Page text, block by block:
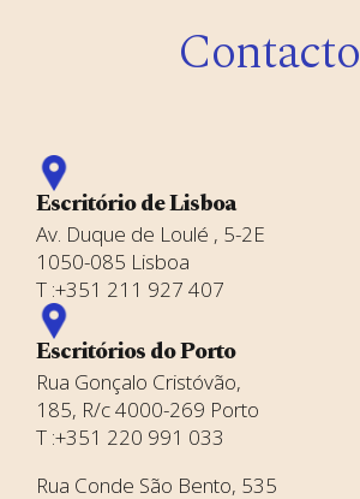
Contacto
Escritório de Lisboa
Av. Duque de Loulé , 5-2E
1050-085 Lisboa
T :+351 211 927 407
Escritórios doPorto
Rua Gonçalo Cristóvão,
185, R/c 4000-269 Porto
T :+351 220 991 033
Rua Conde São Bento, 535